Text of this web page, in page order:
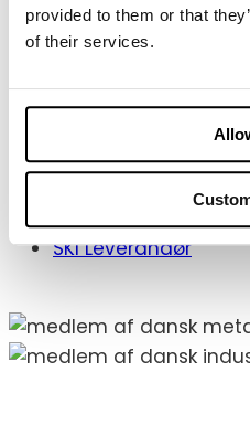
provided to them or that
of their services.
Information
Nyheder
SKI Leverandør